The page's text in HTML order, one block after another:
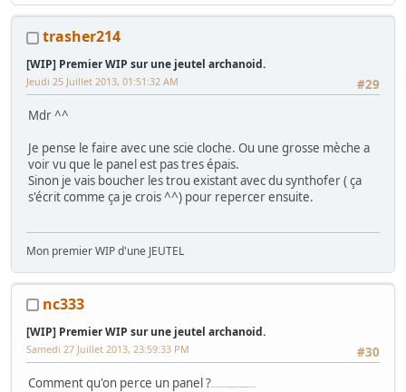
traînée ! »" Caves Johnson, 1980
La présentation c'estICI
trasher214
[WIP] Premier WIP sur une jeutel archanoid.
#29
Jeudi 25 Juillet 2013, 01:51:32 AM
Mdr ^^
Je pense le faire avec une scie cloche. Ou une grosse mèche a
voir vu que le panel est pas tres épais.
Sinon je vais boucher les trou existant avec du synthofer ( ça
s'écrit comme ça je crois ^^) pour repercer ensuite.
Mon premier WIP d'une JEUTEL
nc333
[WIP] Premier WIP sur une jeutel archanoid.
#30
Samedi 27 Juillet 2013, 23:59:33 PM
Comment qu'on perce un panel ?